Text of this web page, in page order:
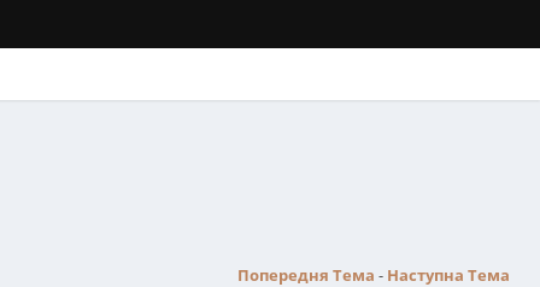
Попередня Тема - Наступна Тема